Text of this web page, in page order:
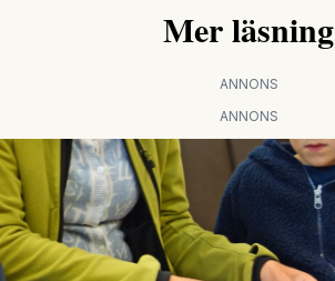
Mer läsning
ANNONS
ANNONS